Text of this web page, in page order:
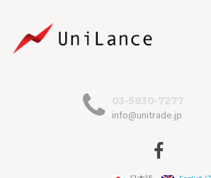
03-5830-7277
info@unitrade.jp